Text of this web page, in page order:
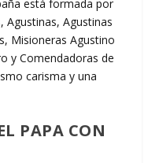
está formada por
Agustinas, Agustinas
Misioneras Agustino
y Comendadoras de
carisma y una
PAPA CON